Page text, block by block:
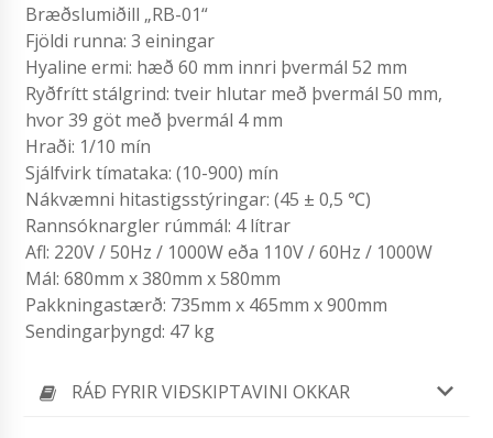
Bræðslumiðill „RB-01“
Fjöldi runna: 3 einingar
Hyaline ermi: hæð 60 mm innri þvermál 52 mm
Ryðfrítt stálgrind: tveir hlutar með þvermál 50 mm,
hvor 39 göt með þvermál 4 mm
Hraði: 1/10 mín
Sjálfvirk tímataka: (10-900) mín
Nákvæmni hitastigsstýringar: (45 ± 0,5 ℃)
Rannsóknargler rúmmál: 4 lítrar
Afl: 220V / 50Hz / 1000W eða 110V / 60Hz / 1000W
Mál: 680mm x 380mm x 580mm
Pakkningastærð: 735mm x 465mm x 900mm
Sendingarþyngd: 47 kg
RÁÐ FYRIR VIÐSKIPTAVINI OKKAR